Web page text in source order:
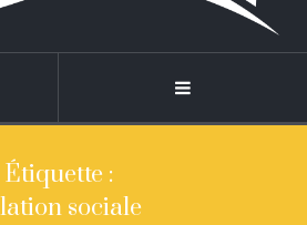
Étiquette :
sociale